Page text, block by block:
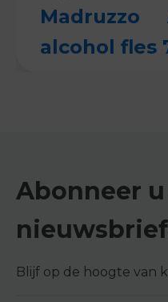
Madruzzo
alcohol fles
Abonneer
Blijf op de hoogte van